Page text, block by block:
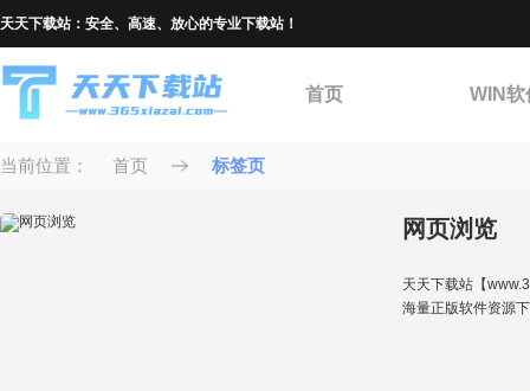
天天下载站：安全、高速、放心的专业下载站！
首页 WIN软
当前位置： 首页 标签页
网页浏览
天天下载站【
海量正版软件资源